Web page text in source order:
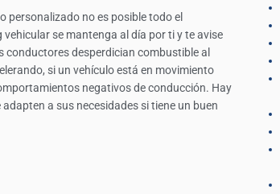
personalizado no es posible todo el
se mantenga al día por ti y te avise
conductores desperdician combustible al
si un vehículo está en movimiento
negativos de conducción. Hay
a sus necesidades si tiene un buen